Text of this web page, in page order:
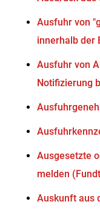
Ausfuhr von
innerhalb der
Ausfuhr von
Notifizierung
Ausgesetzte
melden
Auskunft aus